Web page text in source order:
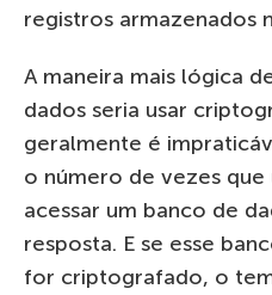
registros armazenados
A maneira mais lógica
dados seria usar
geralmente é
o número de vezes
acessar um banco de
resposta. E se esse
for criptografado, o